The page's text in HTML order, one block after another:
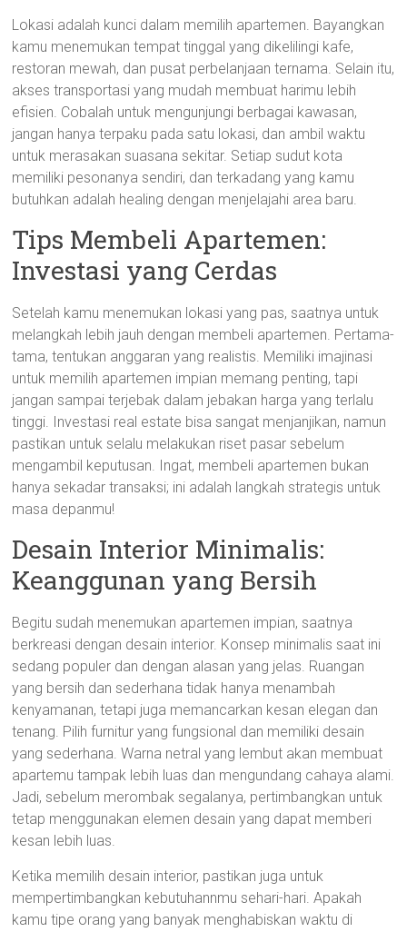
Lokasi adalah kunci dalam memilih apartemen. Bayangkan
kamu menemukan tempat tinggal yang dikelilingi kafe,
restoran mewah, dan pusat perbelanjaan ternama. Selain itu,
akses transportasi yang mudah membuat harimu lebih
efisien. Cobalah untuk mengunjungi berbagai kawasan,
jangan hanya terpaku pada satu lokasi, dan ambil waktu
untuk merasakan suasana sekitar. Setiap sudut kota
memiliki pesonanya sendiri, dan terkadang yang kamu
butuhkan adalah healing dengan menjelajahi area baru.
Tips Membeli Apartemen:
Investasi yang Cerdas
Setelah kamu menemukan lokasi yang pas, saatnya untuk
melangkah lebih jauh dengan membeli apartemen. Pertama-
tama, tentukan anggaran yang realistis. Memiliki imajinasi
untuk memilih apartemen impian memang penting, tapi
jangan sampai terjebak dalam jebakan harga yang terlalu
tinggi. Investasi real estate bisa sangat menjanjikan, namun
pastikan untuk selalu melakukan riset pasar sebelum
mengambil keputusan. Ingat, membeli apartemen bukan
hanya sekadar transaksi; ini adalah langkah strategis untuk
masa depanmu!
Desain Interior Minimalis:
Keanggunan yang Bersih
Begitu sudah menemukan apartemen impian, saatnya
berkreasi dengan desain interior. Konsep minimalis saat ini
sedang populer dan dengan alasan yang jelas. Ruangan
yang bersih dan sederhana tidak hanya menambah
kenyamanan, tetapi juga memancarkan kesan elegan dan
tenang. Pilih furnitur yang fungsional dan memiliki desain
yang sederhana. Warna netral yang lembut akan membuat
apartemu tampak lebih luas dan mengundang cahaya alami.
Jadi, sebelum merombak segalanya, pertimbangkan untuk
tetap menggunakan elemen desain yang dapat memberi
kesan lebih luas.
Ketika memilih desain interior, pastikan juga untuk
mempertimbangkan kebutuhannmu sehari-hari. Apakah
kamu tipe orang yang banyak menghabiskan waktu di